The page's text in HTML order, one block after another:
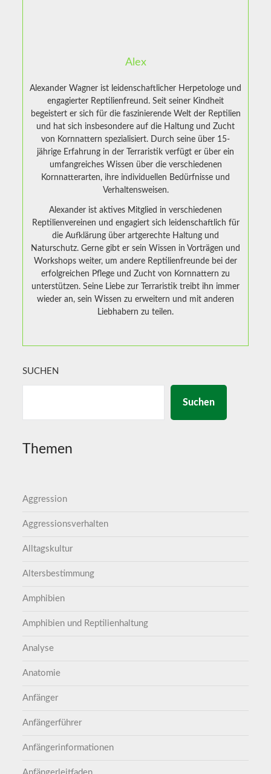
Alex
Alexander Wagner ist leidenschaftlicher Herpetologe und
engagierter Reptilienfreund. Seit seiner Kindheit
begeistert er sich für die faszinierende Welt der Reptilien
und hat sich insbesondere auf die Haltung und Zucht
von Kornnattern spezialisiert. Durch seine über 15-
jährige Erfahrung in der Terraristik verfügt er über ein
umfangreiches Wissen über die verschiedenen
Kornnatterarten, ihre individuellen Bedürfnisse und
Verhaltensweisen.
Alexander ist aktives Mitglied in verschiedenen
Reptilienvereinen und engagiert sich leidenschaftlich für
die Aufklärung über artgerechte Haltung und
Naturschutz. Gerne gibt er sein Wissen in Vorträgen und
Workshops weiter, um andere Reptilienfreunde bei der
erfolgreichen Pflege und Zucht von Kornnattern zu
unterstützen. Seine Liebe zur Terraristik treibt ihn immer
wieder an, sein Wissen zu erweitern und mit anderen
Liebhabern zu teilen.
SUCHEN
Suchen
Themen
Aggression
Aggressionsverhalten
Alltagskultur
Altersbestimmung
Amphibien
Amphibien und Reptilienhaltung
Analyse
Anatomie
Anfänger
Anfängerführer
Anfängerinformationen